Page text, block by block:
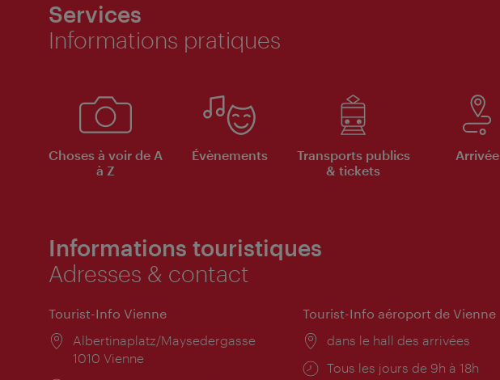
Services
Informations pratiques
Choses à voir de A
à Z
Évènements
Transports publics
& tickets
Arrivée
Informations touristiques
Adresses & contact
Tourist-Info Vienne
Lieu:
Albertinaplatz/Maysedergasse
1010 Vienne
Tourist-Info aéroport de Vienne
Lieu:
dans le hall des arrivées
Horaires
Tous les jours de 9h à 18h